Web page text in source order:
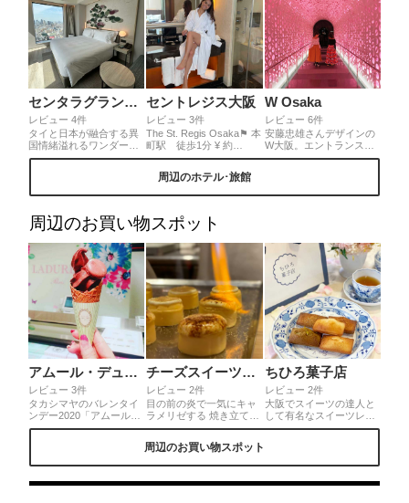
センタラグランドホテル大阪
レビュー 4件
タイと日本が融合する異
国情緒溢れるワンダーラ
ンド。本場タイ料理をは
トランにスパとまさタイ
客室からの大阪の絶景パ
ノラマは圧巻！！大阪難
分。
セントレジス大阪
レビュー 3件
The St. Regis Osaka⚑ 本
町駅 徒歩1分 ¥ 約
42,000〜
全室17階以上の高層階‼︎
バトラーサービスが豊富
でさすがラグジュアリー
時期だから御堂筋のイル
ミネーションがお部屋か
W Osaka
レビュー 6件
安藤忠雄さんデザインの
W大阪。エントランスか
らラウンジ、お部屋の中
です。サスティナブルを
した♡
周辺のホテル･旅館
周辺のお買い物スポット
アムール・デュ・ショコラ 高島屋大阪店
レビュー 3件
タカシマヤのバレンタイ
ンデー2020「アムール・
デュ・ショコラ テーマは
「楽しさ」を提案。おす
ますが会場でしか食べら
チーズスイーツ専門店 マルーチーズ なんばシティ店
レビュー 2件
目の前の炎で一気にキャ
ラメリゼする 焼き立てが
やってくるからテンショ
ン 上がります。 2時間以
内だからってその場で慌
ててパクリ😋🍴 ばりっじ
くて 甘味と酸味がバラン
ちひろ菓子店
レビュー 2件
大阪でスイーツの達人と
して有名なスイーツレポ
ーターちひろさんのスイ
物無し！とっても分厚く
中に芳醇な香りが広がり
周辺のお買い物スポット